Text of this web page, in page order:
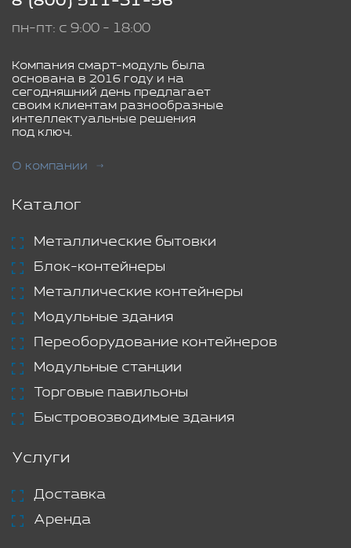
пн-пт: с 9:00 - 18:00
Компания смарт-модуль была
основана в 2016 году и на
сегодняшний день предлагает
своим клиентам разнообразные
интеллектуальные решения
под ключ.
О компании
Каталог
Металлические бытовки
Блок-контейнеры
Металлические контейнеры
Модульные здания
Переоборудование контейнеров
Модульные станции
Торговые павильоны
Быстровозводимые здания
Услуги
Доставка
Аренда